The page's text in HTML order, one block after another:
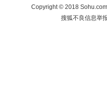
Copyright©2018
搜狐不良信息举